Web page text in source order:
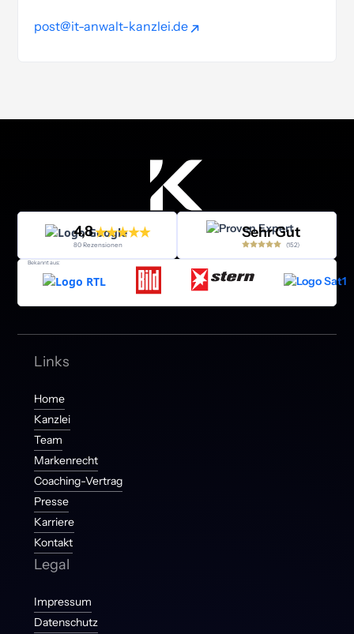
post@it-anwalt-kanzlei.de
4,8
80 Rezensionen
Sehr Gut
(152)
Bekannt aus:
Links
Home
Kanzlei
Team
Markenrecht
Coaching-Vertrag
Presse
Karriere
Kontakt
Legal
Impressum
Datenschutz